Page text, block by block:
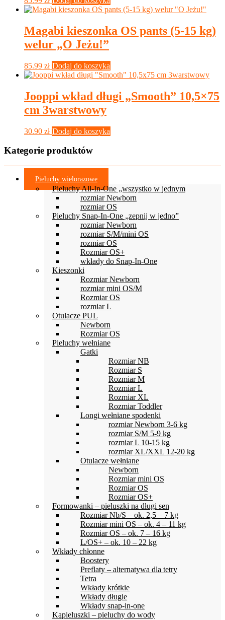
Magabi kieszonka OS pants (5-15 kg)
welur „O Jeżu!”
85.99 zł Dodaj do koszyka
Jooppi wkład długi „Smooth” 10,5×75
cm 3warstwowy
30.90 zł Dodaj do koszyka
Kategorie produktów
Pieluchy wielorazowe
Pieluchy All-In-One „wszystko w jednym
rozmiar Newborn
rozmiar OS
Pieluchy Snap-In-One „zepnij w jedno”
rozmiar Newborn
rozmiar S/M/mini OS
rozmiar OS
Rozmiar OS+
wkłady do Snap-In-One
Kieszonki
Rozmiar Newborn
rozmiar mini OS/M
Rozmiar OS
rozmiar L
Otulacze PUL
Newborn
Rozmiar OS
Pieluchy wełniane
Gatki
Rozmiar NB
Rozmiar S
Rozmiar M
Rozmiar L
Rozmiar XL
Rozmiar Toddler
Longi wełniane spodenki
rozmiar Newborn 3-6 kg
rozmiar S/M 5-9 kg
rozmiar L 10-15 kg
rozmiar XL/XXL 12-20 kg
Otulacze wełniane
Newborn
Rozmiar mini OS
Rozmiar OS
Rozmiar OS+
Formowanki – pieluszki na długi sen
Rozmiar Nb/S – ok. 2,5 – 7 kg
Rozmiar mini OS – ok. 4 – 11 kg
Rozmiar OS – ok. 7 – 16 kg
L/OS+ – ok. 10 – 22 kg
Wkłady chłonne
Boostery
Preflaty – alternatywa dla tetry
Tetra
Wkłady krótkie
Wkłady długie
Wkłady snap-in-one
Kąpieluszki – pieluchy do wody